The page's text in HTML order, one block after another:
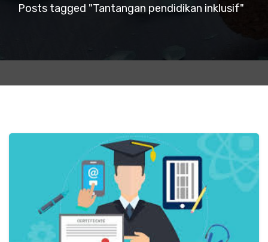
Posts tagged "Tantangan pendidikan inklusif"